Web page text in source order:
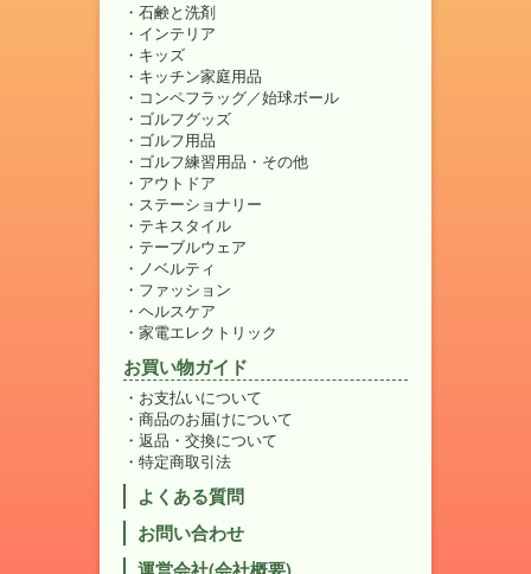
石鹸と洗剤
インテリア
キッズ
キッチン家庭用品
コンペフラッグ／始球ボール
ゴルフグッズ
ゴルフ用品
ゴルフ練習用品・その他
アウトドア
ステーショナリー
テキスタイル
テーブルウェア
ノベルティ
ファッション
ヘルスケア
家電エレクトリック
お買い物ガイド
お支払いについて
商品のお届けについて
返品・交換について
特定商取引法
よくある質問
お問い合わせ